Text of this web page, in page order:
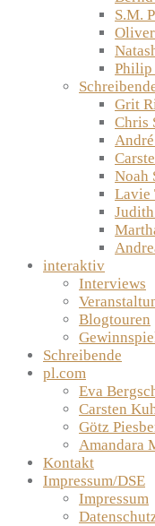
S.M.
Philip
Grit
Chris
Noah
Lavie
interaktiv
Interviews
Blogtouren
Schreibende
pl.com
Eva
Carsten
Götz
Amandara
Kontakt
Impressum/DSE
Impressum